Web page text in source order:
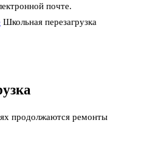
почте.
Школьная перезагрузка
продолжаются ремонты